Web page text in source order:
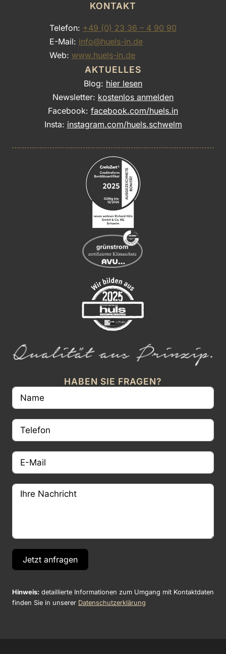
KONTAKT
Telefon: +49 (0) 23 36 – 4 90 90
E-Mail: info@huels-in.de
Web: www.huels-in.de
AKTUELLES
Blog: hier lesen
Newsletter: kostenlos anmelden
Facebook: facebook.com/huels.in
Insta: instagram.com/huels.schwelm
HABEN SIE FRAGEN?
Jetzt anfragen
Hinweis: detaillierte Informationen zum Umgang mit Kontaktdaten
finden Sie in unserer Datenschutzerklärung